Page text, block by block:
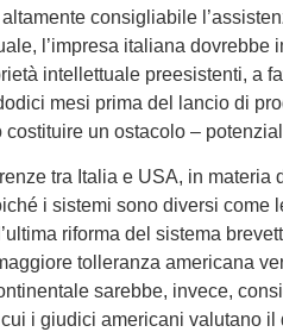
consigliabile
l’impresa italiana
intellettuale preesistenti, a
mesi prima del lancio di
un ostacolo –
tra Italia e USA, in materia
i sistemi sono diversi
riforma del sistema
tolleranza americana
sarebbe, invece,
i giudici americani valutano